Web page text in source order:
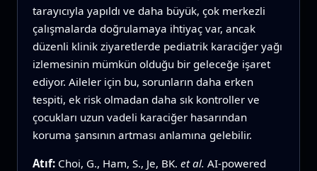
tarayıcıyla yapıldı ve daha büyük, çok merkezli
çalışmalarda doğrulamaya ihtiyaç var, ancak
düzenli klinik ziyaretlerde pediatrik karaciğer yağı
izlemesinin mümkün olduğu bir geleceğe işaret
ediyor. Aileler için bu, sorunların daha erken
tespiti, ek risk olmadan daha sık kontroller ve
çocukları uzun vadeli karaciğer hasarından
koruma şansının artması anlamına gelebilir.
Atıf: Choi, G., Ham, S., Je, BK. et al. AI-powered